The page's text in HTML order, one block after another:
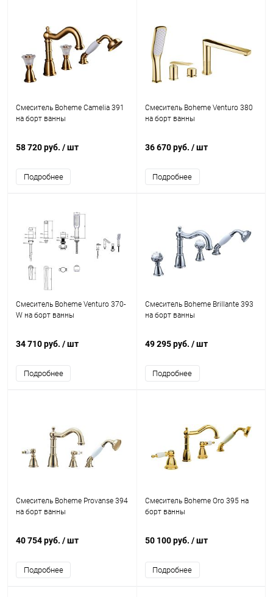
Смеситель Boheme Camelia 391
на борт ванны
58 720 руб. / шт
Подробнее
Смеситель Boheme Venturo 380
на борт ванны
36 670 руб. / шт
Подробнее
Смеситель Boheme Venturo 370-
W на борт ванны
34 710 руб. / шт
Подробнее
Смеситель Boheme Brillante 393
на борт ванны
49 295 руб. / шт
Подробнее
Смеситель Boheme Provanse 394
на борт ванны
40 754 руб. / шт
Подробнее
Смеситель Boheme Oro 395 на
борт ванны
50 100 руб. / шт
Подробнее